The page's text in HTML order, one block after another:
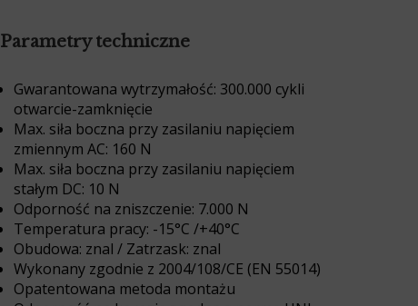
Parametry techniczne
Gwarantowana wytrzymałość: 300.000 cykli
otwarcie-zamknięcie
Max. siła boczna przy zasilaniu napięciem
zmiennym AC: 160 N
Max. siła boczna przy zasilaniu napięciem
stałym DC: 10 N
Odporność na zniszczenie: 7.000 N
Temperatura pracy: -15°C /+40°C
Obudowa: znal / Zatrzask: znal
Wykonany zgodnie z 2004/108/CE (EN 55014)
Opatentowana metoda montażu